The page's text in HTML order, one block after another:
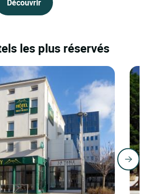
Découvrir
les plus réservés